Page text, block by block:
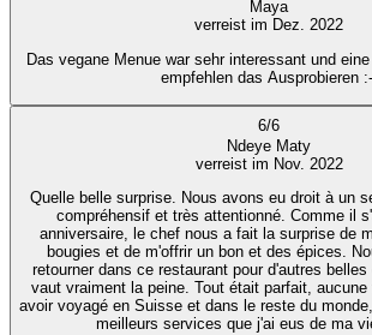
Maya
verreist im Dez. 2022
Das vegane Menue war sehr interessant und
empfehlen das Ausprobieren
6/6
Ndeye Maty
verreist im Nov. 2022
Quelle belle surprise. Nous avons eu droit à un
compréhensif et très attentionné. Comme il
anniversaire, le chef nous a fait la surprise de
bougies et de m'offrir un bon et des épices.
retourner dans ce restaurant pour d'autres
vaut vraiment la peine. Tout était parfait,
avoir voyagé en Suisse et dans le reste du
meilleurs services que j'ai eus de ma